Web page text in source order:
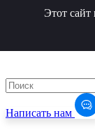
Написать нам
Этот сайт